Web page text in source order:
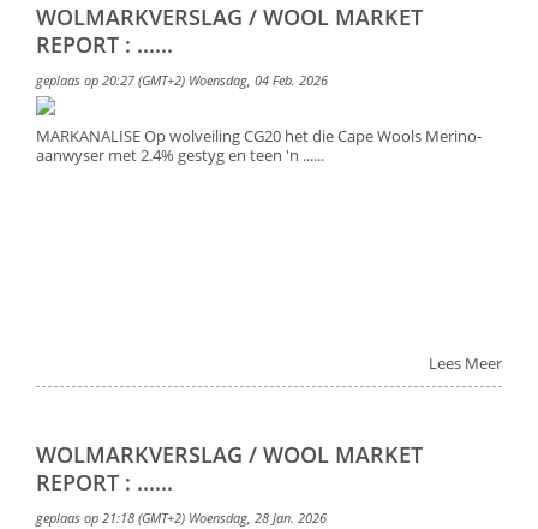
WOLMARKVERSLAG / WOOL MARKET
REPORT : ......
geplaas op 20:27 (GMT+2) Woensdag, 04 Feb. 2026
MARKANALISE Op wolveiling CG20 het die Cape Wools Merino-
aanwyser met 2.4% gestyg en teen 'n ......
Lees Meer
WOLMARKVERSLAG / WOOL MARKET
REPORT : ......
geplaas op 21:18 (GMT+2) Woensdag, 28 Jan. 2026